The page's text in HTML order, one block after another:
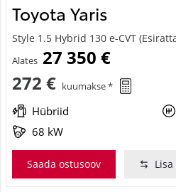
Toyota Yaris
Style 1.5 Hybrid 130 e-CVT
Alates 27 350 €
272 € kuumakse *
Hübriid
68 kW
Saada ostusoov